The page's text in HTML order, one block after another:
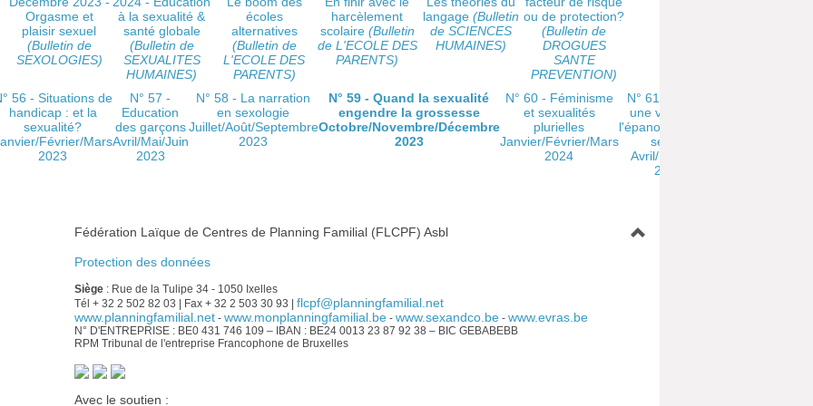
Orgasme et
plaisir sexuel
(Bulletin de
SEXOLOGIES)
à la sexualité &
santé globale
(Bulletin de
SEXUALITES
HUMAINES)
écoles
alternatives
(Bulletin de
L'ECOLE DES
PARENTS)
harcèlement
scolaire(Bulletin
de L'ECOLE DES
PARENTS)
langage(Bulletin
de SCIENCES
HUMAINES)
ou de protection?
(Bulletin de
DROGUES
SANTE
PREVENTION)
56 - Situations de
handicap : et la
sexualité?
Février/Mars
2023
N° 57 -
Education
des garçons
Avril/Mai/Juin
2023
N° 58 - La narration
en sexologie
Juillet/Août/Septembre
2023
N° 59 - Quand la sexualité
engendre la grossesse
Octobre/Novembre/Décembre
2023
N° 60 - Féminisme
et sexualités
plurielles
Janvier/Février/Mars
2024
N° 61 - Tantra,
une voie pour
l'épanouissement
sexuel
Avril/Mai/Juin
2024
Fédération Laïque de Centres de Planning Familial (FLCPF) Asbl
Protection des données
Siège: Rue de la Tulipe 34 - 1050 Ixelles
Tél + 32 2 502 82 03 | Fax + 32 2 503 30 93 | flcpf@planningfamilial.net
www.planningfamilial.net- www.monplanningfamilial.be- www.sexandco.be- www.evras.be
N° D'ENTREPRISE : BE0 431 746 109 – IBAN : BE24 0013 23 87 92 38 – BIC GEBABEBB
RPM Tribunal de l'entreprise Francophone de Bruxelles
Avec le soutien :